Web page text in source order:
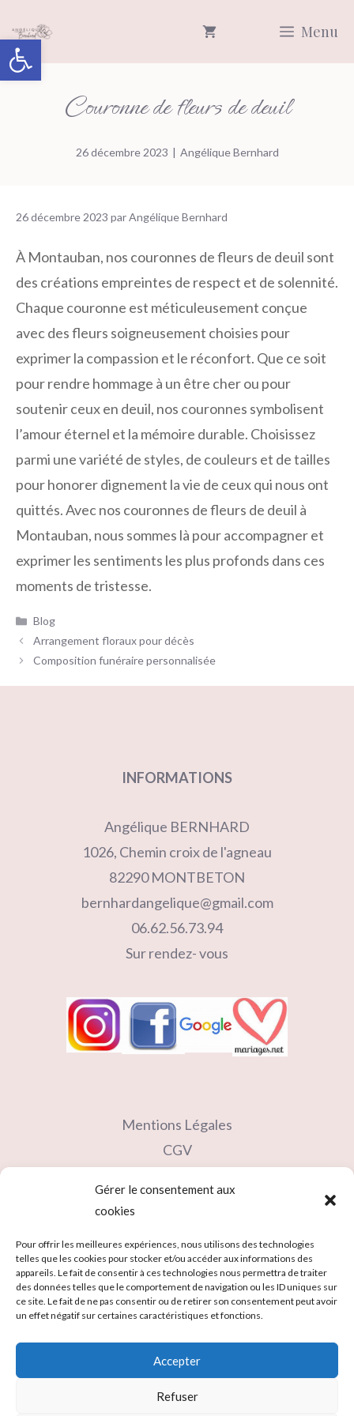
Ouvrir la barre d’outils
Gérer le consentement aux
cookies
Pour offrir les meilleures expériences, nous utilisons des technologies
telles que les cookies pour stocker et/ou accéder aux informations des
appareils. Le fait de consentir à ces technologies nous permettra de traiter
des données telles que le comportement de navigation ou les ID uniques sur
ce site. Le fait de ne pas consentir ou de retirer son consentement peut avoir
un effet négatif sur certaines caractéristiques et fonctions.
Accepter
Refuser
au
contenu
Menu
Couronne de fleurs de deuil
26 décembre 2023 | Angélique Bernhard
26 décembre 2023 parAngélique Bernhard
À Montauban, nos couronnes de fleurs de deuil sont
des créations empreintes de respect et de solennité.
Chaque couronne est méticuleusement conçue
avec des fleurs soigneusement choisies pour
exprimer la compassion et le réconfort. Que ce soit
pour rendre hommage à un être cher ou pour
soutenir ceux en deuil, nos couronnes symbolisent
l’amour éternel et la mémoire durable. Choisissez
parmi une variété de styles, de couleurs et de tailles
pour honorer dignement la vie de ceux qui nous ont
quittés. Avec nos couronnes de fleurs de deuil à
Montauban, nous sommes là pour accompagner et
exprimer les sentiments les plus profonds dans ces
moments de tristesse.
Catégories
Blog
Arrangement floraux pour décès
Composition funéraire personnalisée
INFORMATIONS
Angélique BERNHARD
1026, Chemin croix de l'agneau
82290 MONTBETON
bernhardangelique@gmail.com
06.62.56.73.94
Sur rendez- vous
Mentions Légales
CGV